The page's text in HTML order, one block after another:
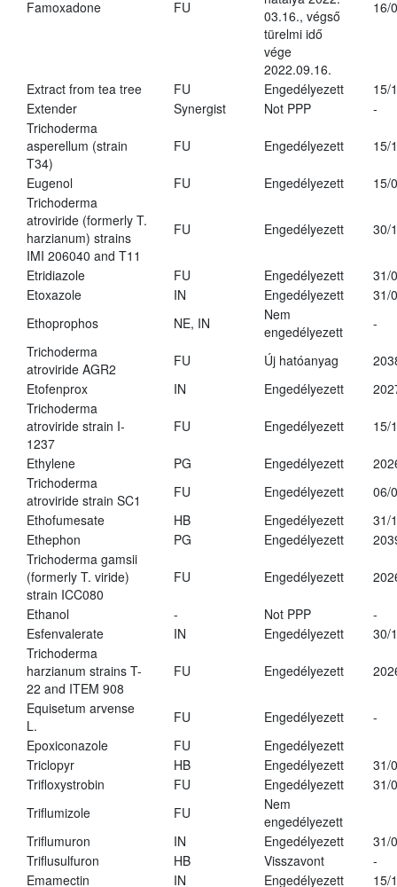
Famoxadone FU
03.16., végső
türelmi idő
vége
2022.09.16.
16/
Extract from tea tree FU Engedélyezett
15/
Extender
Synergist Not PPP
-
Trichoderma
asperellum (strain
T34)
FU Engedélyezett 15/
Eugenol FU Engedélyezett
15/
Trichoderma
atroviride (formerly T.
harzianum) strains
IMI 206040 and T11
FU Engedélyezett 30/
Etridiazole FU Engedélyezett
31/
Etoxazole
IN Engedélyezett
31/
Ethoprophos
NE, IN
Nem
engedélyezett
-
Trichoderma
atroviride AGR2
FU Új hatóanyag
Etofenprox
IN Engedélyezett
Trichoderma
atroviride strain I-
1237
FU Engedélyezett 15/
Ethylene PG Engedélyezett
Trichoderma
atroviride strain SC1
FU Engedélyezett
06/
Ethofumesate
HB Engedélyezett
31/
Ethephon
PG Engedélyezett
Trichoderma gamsii
(formerly T. viride)
strain ICC080
FU Engedélyezett
Ethanol - Not PPP
-
Esfenvalerate
IN Engedélyezett
30/
Trichoderma
harzianum strains T-
22 and ITEM 908
FU Engedélyezett
Equisetum arvense
L.
FU Engedélyezett
-
Epoxiconazole
FU
Engedélyezett
Triclopyr
HB Engedélyezett
31/
Trifloxystrobin
FU Engedélyezett
31/
Triflumizole
FU
Nem
engedélyezett
Triflumuron
IN Engedélyezett
31/
Triflusulfuron
HB Visszavont
-
Emamectin
IN Engedélyezett
15/